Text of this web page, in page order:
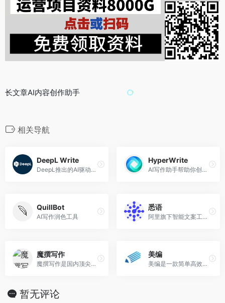
长文章AI内容创作助手
相关导航
DeepL Write
DeepL推出的AI驱动的写作助手
HyperWrite
AI写作助手帮助你创作内容更自信
QuillBot
AI写作润色工具
悉语
阿里旗下智能文案工具，一键生成电商营销文案
魔撰写作
魔撰写作是国内顶尖AI写作助手，轻松帮你遣词造句，润色文采，改写文风，提取文案，校对文案，收藏笔记，搜索字词，更有多语种翻译，助你文采更上一层楼。
美编
美编是一款简单高效的新媒体运营工具， 致力于提升新媒体运营与变现效率。 其拥有编辑器增强，多账号一键切换，丰富精美的样式， 热点追踪、素材采集，数据分析等实用功能，同时还提供持久稳定的变现服务。
暂无评论